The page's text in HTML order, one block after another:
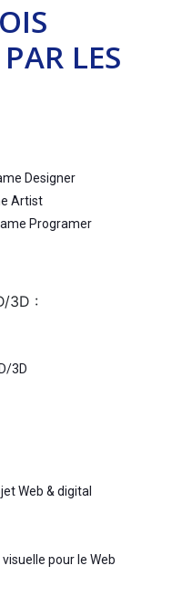
LES
Designer
Artist
Programer
3D :
3D
Web & digital
pour le Web